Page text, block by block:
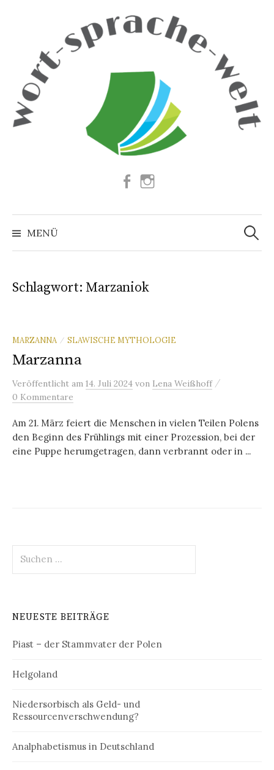
Facebook
MENÜ
Suchen
nach:
Schlagwort: Marzaniok
MARZANNA / SLAWISCHE MYTHOLOGIE
Marzanna
Veröffentlicht am 14. Juli 2024 von Lena Weißhoff /
0 Kommentare
Am 21. März feiert die Menschen in vielen Teilen Polens
den Beginn des Frühlings mit einer Prozession, bei der
eine Puppe herumgetragen, dann verbrannt oder in ...
nach:
NEUESTE BEITRÄGE
Piast – der Stammvater der Polen
Helgoland
Niedersorbisch als Geld- und
Ressourcenverschwendung?
Analphabetismus in Deutschland